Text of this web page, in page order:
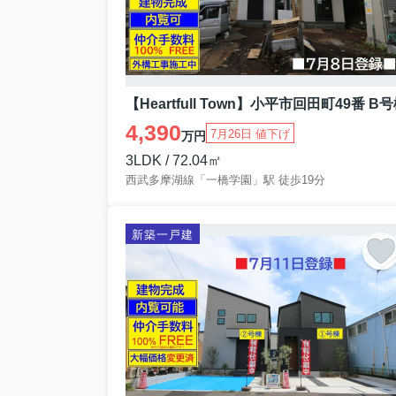
【Heartfull Town】小平市回田町49番 B号
4,390万円 7月26日 値下げ
3LDK / 72.04㎡
西武多摩湖線「一橋学園」駅 徒歩19分
新築一戸建